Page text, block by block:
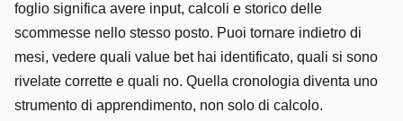
foglio significa avere input, calcoli e storico delle
scommesse nello stesso posto. Puoi tornare indietro di
mesi, vedere quali value bet hai identificato, quali si sono
rivelate corrette e quali no. Quella cronologia diventa uno
strumento di apprendimento, non solo di calcolo.